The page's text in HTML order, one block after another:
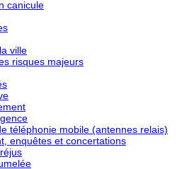
canicule
ville
risques majeurs
téléphonie mobile (antennes relais)
enquêtes et concertations